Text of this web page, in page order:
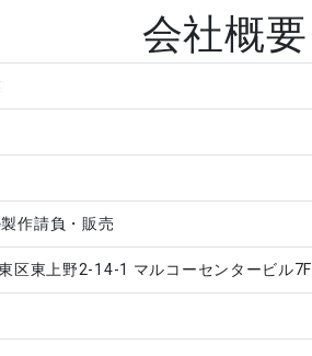
ラマーカ
アクリルスタン
会社概要
作請負・販売
区東上野2-14-1 マルコーセンタービル7F